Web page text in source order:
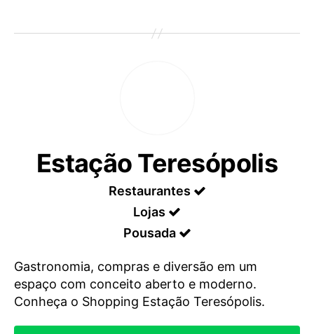
Estação Teresópolis
Restaurantes
Lojas
Pousada
Gastronomia, compras e diversão em um
espaço com conceito aberto e moderno.
Conheça o Shopping Estação Teresópolis.